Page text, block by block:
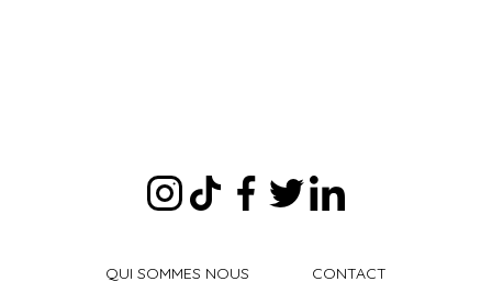
QUI SOMMES NOUS
CONTACT